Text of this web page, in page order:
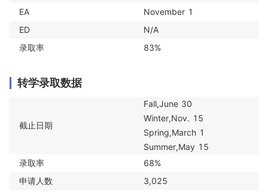
EA
November 1
ED
N/A
录取率
83%
转学录取数据
截止日期
Fall,June 30
Winter,Nov. 15
Spring,March 1
Summer,May 15
录取率
68%
申请人数
3,025